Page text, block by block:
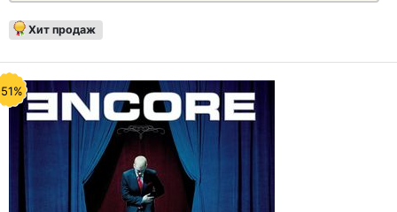
Хит продаж